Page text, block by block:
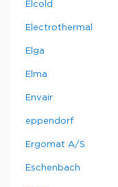
Elcold
Electrothermal
Elga
Elma
Envair
eppendorf
Ergomat A/S
Eschenbach